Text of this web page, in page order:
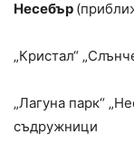
Несебър
„Кристал“
„Лагуна парк“
съдружници